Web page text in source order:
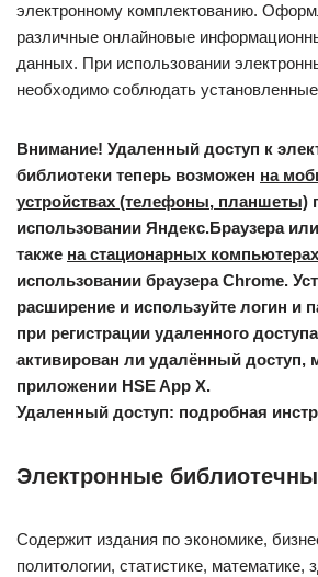
электронному комплектованию.
различные онлайновые
данных. При использовании
необходимо соблюдать
Внимание! Удаленный доступ к
библиотеки теперь возможен на
устройствах (телефоны, планшеты)
использовании Яндекс.Браузера
также на стационарных
использовании браузера Chrome.
расширение и используйте логин и
при регистрации удаленного
активирован ли удалённый доступ,
приложении HSE App X.
Удаленный доступ: подробная
Электронные
Содержит издания по экономике,
политологии, статистике, математике,